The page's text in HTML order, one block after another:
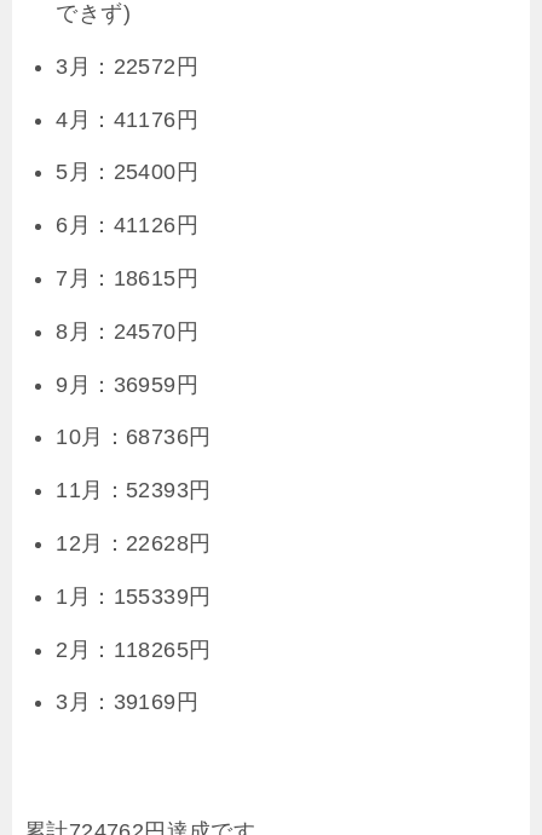
できず)
3月：22572円
4月：41176円
5月：25400円
6月：41126円
7月：18615円
8月：24570円
9月：36959円
10月：68736円
11月：52393円
12月：22628円
1月：155339円
2月：118265円
3月：39169円